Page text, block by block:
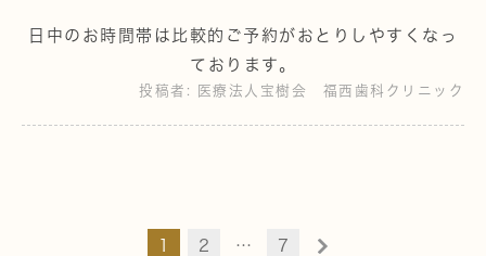
日中のお時間帯は比較的ご予約がおとりしやすくなっ
ております。
投稿者: 医療法人宝樹会 福西歯科クリニック
2 … 7